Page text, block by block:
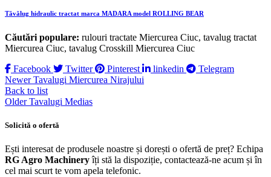
Tăvălug hidraulic tractat marca MADARA model ROLLING BEAR
Căutări populare: rulouri tractate Miercurea Ciuc, tavalug tractat
Miercurea Ciuc, tavalug Crosskill Miercurea Ciuc
Facebook
Twitter Pinterest linkedin
Telegram
Newer Tavalugi Miercurea Nirajului
Back to list
Older Tavalugi Medias
Solicită o ofertă
Ești interesat de produsele noastre și dorești o ofertă de preț? Echipa
RG Agro Machineryîți stă la dispoziție, contactează-ne acum și în
cel mai scurt te vom apela telefonic.